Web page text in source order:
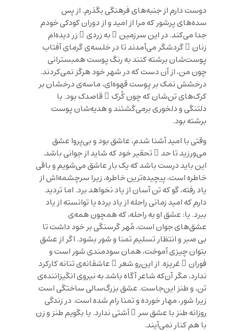
دوست دارم از جنبه‌های فرهنگی بگذرم. از پس
سده‌های پرشور که مرا از امید و از دوران کودکی خودم
جدا می‌کند. در این سرزمین ِ به زردی ِ زر دیده‌ام
زنان ِ گردشگر می‌آمدند تا در خلسه‌ی گرمای آفتاب
پوست‌شان برشته کنند به رنگ پوست همبسترانی
چون من، از آن دست که در شهر خود هرگز نمی‌کردند.
درخشش نمک بر پوست قهوه‌ای، ماسه‌ی درخشان بر
کرک‌های تن‌شان که چون کُرک ِ قاصدک بود. با
دلتنگی و دلخوری برمی‌گشتند و هدیه‌شان پوست
برشته بود.
وقتی با امید آشنا شدم، عاشق بود و بی‌پروا عشق
می‌ورزید تا حد ِ تحقیر خود که شاید از جوانی باشد.
این باید درست باشد که یک بار عاشق می‌شویم و باقی
خاطره است، پیچیده‌ترین خاطره، زیرا سرچشمه‌اش از
یاد رفته، گو که تن آسان از یاد نخواهد برد. اما تردید
دارم که امید زمانی راحله از یاد برده یا توانسته از یاد
ببرد. یا: عشق او به راحله، که همچون همه‌ی
عشق‌های جوان است، مُهر گرسنگی بر خود داشت تا
بی صبر و انتظار تسلیم تمنا و شور بشود. اگر از عشق
بتوان چیزی آموخت، همان سودمندی شور است و
فوران ِ غریزه. از این‌رو شعر ِ عاشقانه‌ی تنانه کارکرد
ندارد، مگر آن‌که شاعر آگاه باشد به نیروی انگیزاننده‌ی
تن، و طنز این‌جاست. عشق بزرگ‌سالی ساختگی است
زیرا شور، مهار خورده و تمنا رام شده است. در زندگی
روزانه طنز با عشق سر ِ آشتی ندارد. یا بگویم طنز و زن
با هم کنار نمی‌آیند.